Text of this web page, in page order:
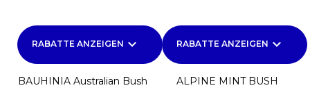
RABATTE ANZEIGEN keyboard_arrow_down
BAUHINIA Australian Bush
RABATTE ANZEIGEN keyboard_arrow_down
ALPINE MINT BUSH